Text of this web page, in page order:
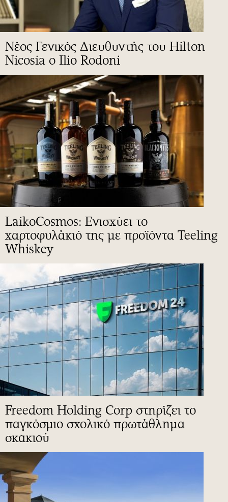
Νέος Γενικός Διευθυντής του Hilton
Nicosia ο Ilio Rodoni
LaikoCosmos: Ενισχύει το
χαρτοφυλάκιό της με προϊόντα Teeling
Whiskey
Freedom Holding Corp στηρίζει το
παγκόσμιο σχολικό πρωτάθλημα
σκακιού